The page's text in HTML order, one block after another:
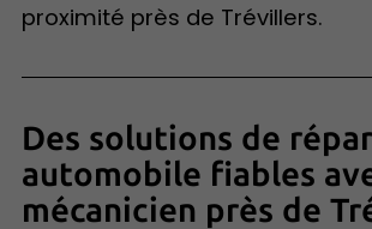
proximité près de Trévillers.
Des solutions de
automobile fiables
mécanicien près de